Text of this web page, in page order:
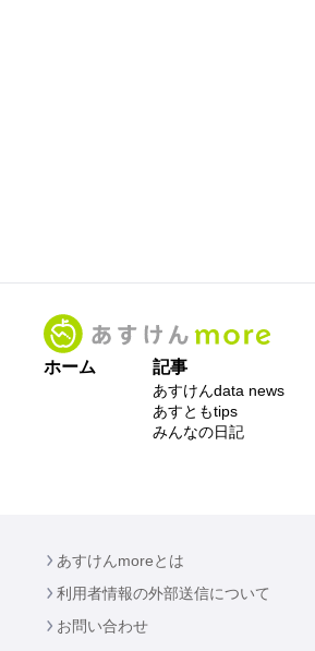
ホーム 記事
あすけんdata news
あすともtips
みんなの日記
あすけんmoreとは
利用者情報の外部送信について
お問い合わせ